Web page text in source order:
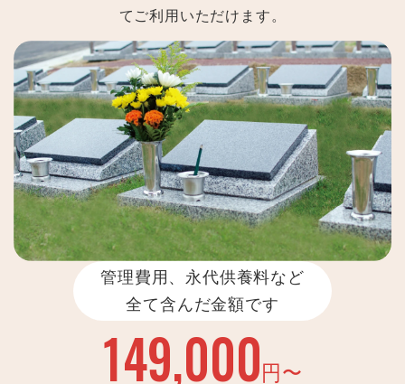
てご利用いただけます。
管理費用、永代供養料など
全て含んだ金額です
149,000円〜